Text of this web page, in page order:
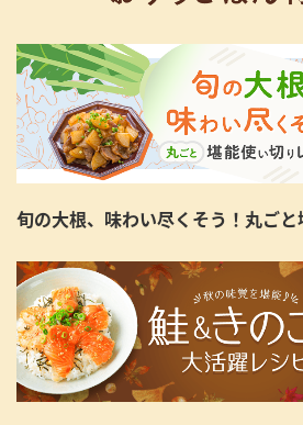
旬の大根、味わい尽くそう！丸ご